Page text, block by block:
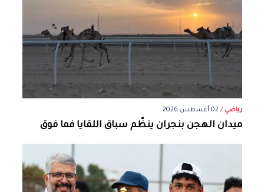
رياضي / 02 أغسطس 2026
ميدان الهجن بنجران ينظّم سباق اللقايا فما فوق